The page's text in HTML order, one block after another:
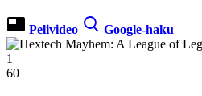
Pelivideo Google-haku
1
60